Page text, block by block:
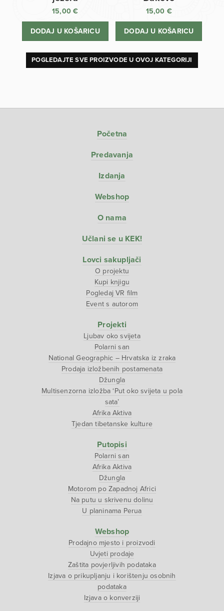
15,00€
DODAJ U KOŠARICU
15,00 €
DODAJ U KOŠARICU
POGLEDAJTE SVE PROIZVODE U OVOJ KATEGORIJI
Početna
Predavanja
Izdanja
Webshop
O nama
Učlani se u KEK!
Lovci sakupljači
O projektu
Kupi knjigu
Pogledaj VR film
Event s autorom
Projekti
Ljubav oko svijeta
Polarni san
National Geographic – Hrvatska iz zraka
Prodaja izložbenih postamenata
Džungla
Multisenzorna izložba ‘Put oko svijeta u pola
sata’
Afrika Aktiva
Tjedan tibetanske kulture
Putopisi
Polarni san
Afrika Aktiva
Džungla
Motorom po Zapadnoj Africi
Na putu u skrivenu dolinu
U planinama Perua
Webshop
Prodajno mjesto i proizvodi
Uvjeti prodaje
Zaštita povjerljivih podataka
Izjava o prikupljanju i korištenju osobnih
podataka
Izjava o konverziji